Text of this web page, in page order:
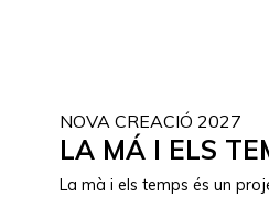
NOVA CREACIÓ 2027
LA MÁ I ELS
La mà i els temps és un